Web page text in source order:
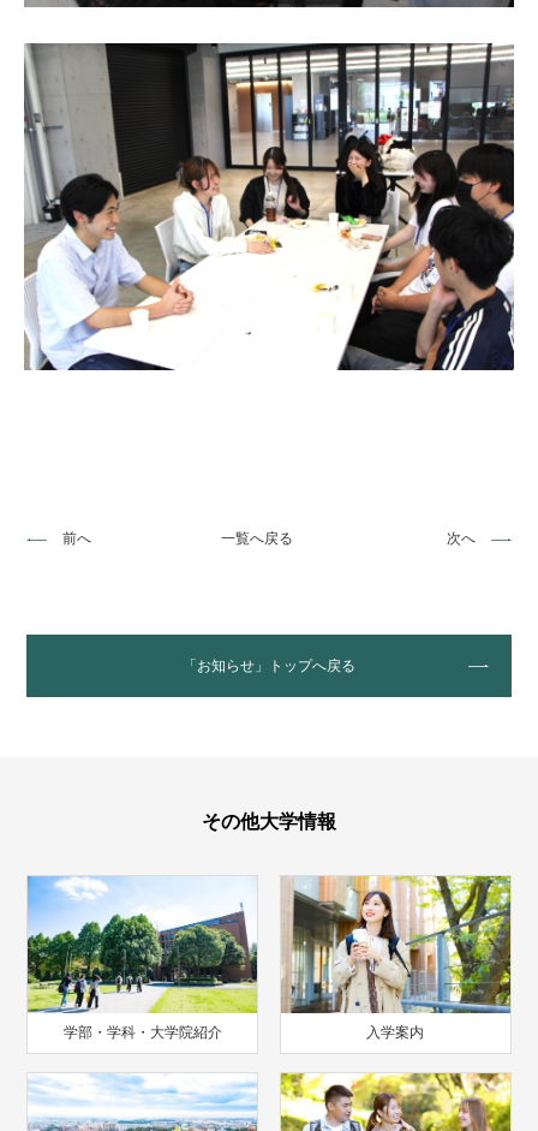
前へ 一覧へ戻る 次へ
「お知らせ」トップへ戻る
その他大学情報
学部・学科・大学院紹介 入学案内